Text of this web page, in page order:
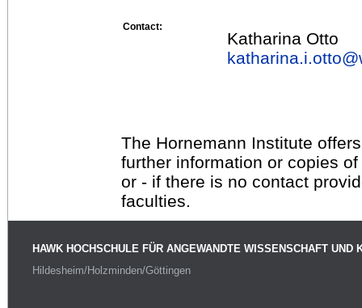
Contact:
Katharina Otto
katharina.i.otto@
The Hornemann Institute
further information or copies
or - if there is no contact
faculties.
HAWK HOCHSCHULE FÜR ANGEWANDTE WISSENSCHAFT UND
Hildesheim/Holzminden/Göttingen